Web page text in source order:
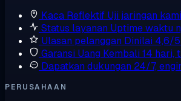
Kaca Reflektif Uji jaringan
Status layanan Uptime waktu
Ulasan pelanggan Dinilai 4,6/
Garansi Uang Kembali 14 hari,
Dapatkan dukungan 24/7,
PERUSAHAAN